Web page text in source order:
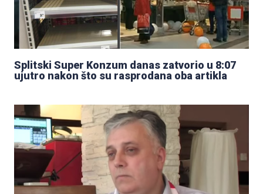
Splitski Super Konzum danas zatvorio u 8:07
ujutro nakon što su rasprodana oba artikla